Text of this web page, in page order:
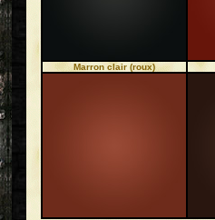
Marron clair (roux)